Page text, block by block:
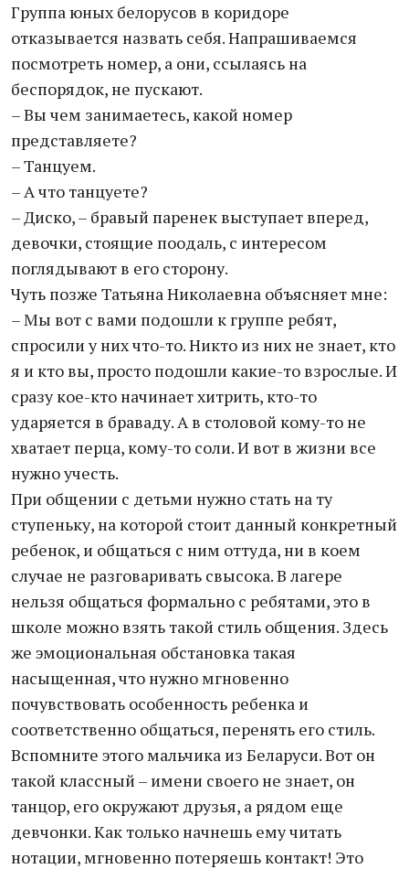
Группа юных белорусов в коридоре
отказывается назвать себя. Напрашиваемся
посмотреть номер, а они, ссылаясь на
беспорядок, не пускают.
– Вы чем занимаетесь, какой номер
представляете?
– Танцуем.
– А что танцуете?
– Диско, – бравый паренек выступает вперед,
девочки, стоящие поодаль, с интересом
поглядывают в его сторону.
Чуть позже Татьяна Николаевна объясняет мне:
– Мы вот с вами подошли к группе ребят,
спросили у них что-то. Никто из них не знает, кто
я и кто вы, просто подошли какие-то взрослые. И
сразу кое-кто начинает хитрить, кто-то
ударяется в браваду. А в столовой кому-то не
хватает перца, кому-то соли. И вот в жизни все
нужно учесть.
При общении с детьми нужно стать на ту
ступеньку, на которой стоит данный конкретный
ребенок, и общаться с ним оттуда, ни в коем
случае не разговаривать свысока. В лагере
нельзя общаться формально с ребятами, это в
школе можно взять такой стиль общения. Здесь
же эмоциональная обстановка такая
насыщенная, что нужно мгновенно
почувствовать особенность ребенка и
соответственно общаться, перенять его стиль.
Вспомните этого мальчика из Беларуси. Вот он
такой классный – имени своего не знает, он
танцор, его окружают друзья, а рядом еще
девчонки. Как только начнешь ему читать
нотации, мгновенно потеряешь контакт! Это